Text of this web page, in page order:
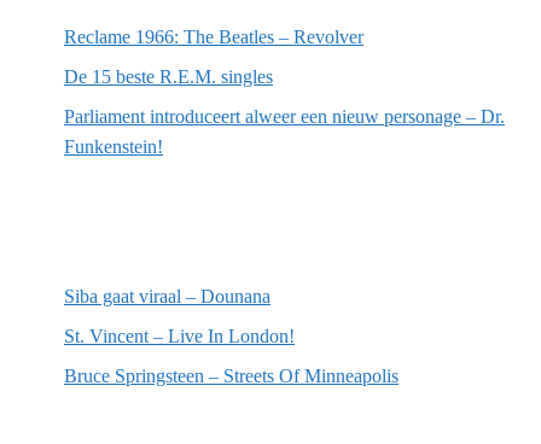
Reclame 1966: The Beatles – Revolver
De 15 beste R.E.M. singles
Parliament introduceert alweer een nieuw personage – Dr.
Funkenstein!
Siba gaat viraal – Dounana
St. Vincent – Live In London!
Bruce Springsteen – Streets Of Minneapolis